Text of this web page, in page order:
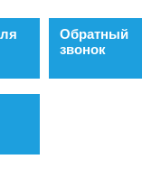
Обратный
звонок